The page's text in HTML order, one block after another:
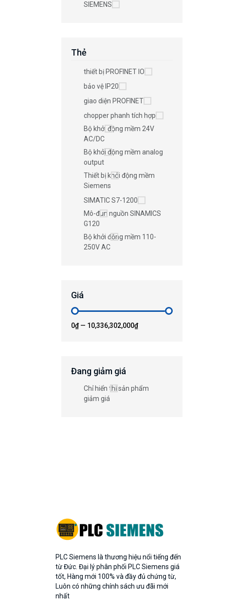
SIEMENS
Thẻ
thiết bị PROFINET IO
bảo vệ IP20
giao diện PROFINET
chopper phanh tích hợp
Bộ khởi động mềm 24V
AC/DC
Bộ khởi động mềm analog
output
Thiết bị khởi động mềm
Siemens
SIMATIC S7-1200
Mô-đun nguồn SINAMICS
G120
Bộ khởi động mềm 110-
250V AC
Giá
0₫— 10,336,302,000₫
Đang giảm giá
Chỉ hiển thị sản phẩm
giảm giá
PLC Siemens là thương hiệu nổi tiếng đến
từ Đức. Đại lý phân phối PLC Siemens giá
tốt, Hàng mới 100% và đầy đủ chứng từ,
Luôn có những chính sách ưu đãi mới
nhất